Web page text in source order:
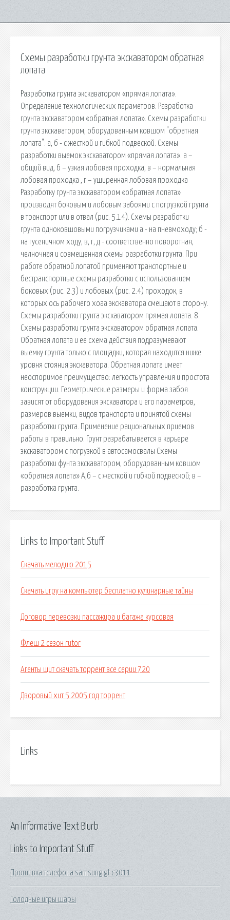
Схемы разработки грунта экскаватором обратная
лопата
Разработка грунта экскаватором «прямая лопата».
Определение технологических параметров. Разработка
грунта экскаватором «обратная лопата». Схемы разработки
грунта экскаватором, оборудованным ковшом "обратная
лопата": а, б - с жесткой и гибкой подвеской. Схемы
разработки выемок экскаватором «прямая лопата». а –
общий вид, б – узкая лобовая проходка, в – нормальная
лобовая проходка , г – уширенная лобовая проходка
Разработку грунта экскаватором «обратная лопата»
производят боковым и лобовым забоями с погрузкой грунта
в транспорт или в отвал (рис. 5.14). Схемы разработки
грунта одноковшовыми погрузчиками а - на пневмоходу; б -
на гусеничном ходу, в, г, д - соответственно поворотная,
челночная и совмещенная схемы разработки грунта. При
работе обратной лопатой применяют транспортные и
бестранс­портные схемы разработки с использо­ванием
боковых (рис. 2.3) и лобовых (рис. 2.4) проходок, в
которых ось рабочего хоаа экскаватора смещают в сторону.
Схемы разработки грунта экскаватором прямая лопата. 8.
Схемы разработки грунта экскаватором обратная лопата.
Обратная лопата и ее схема действия подразумевают
выемку грунта только с площадки, которая находится ниже
уровня стояния экскаватора. Обратная лопата имеет
неоспоримое преимущество: легкость управления и простота
конструкции. Геометрические размеры и форма забоя
зависят от оборудования экскаватора и его параметров,
размеров выемки, видов транспорта и принятой схемы
разработки грунта. Применение рациональных приемов
работы в правильно. Грунт разрабатывается в карь­ере
экскаватором с погрузкой в автосамосвалы Схемы
разработки фунта экскаватором, оборудованным ковшом
«обратная лопата» А,б – с жесткой и гибкой подвеской; в –
разработка грунта.
Links to Important Stuff
Скачать мелодию 2015
Скачать игру на компьютер бесплатно кулинарные тайны
Договор перевозки пассажира и багажа курсовая
Флеш 2 сезон rutor
Агенты щит скачать торрент все серии 720
Дворовый хит 5 2005 год торрент
Links
Links to Important Stuff
Прошивка телефона samsung gt c3011
Голодные игры шары
An Informative Text Blurb